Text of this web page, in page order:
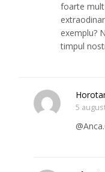
foarte
exemplu?
timpul
5